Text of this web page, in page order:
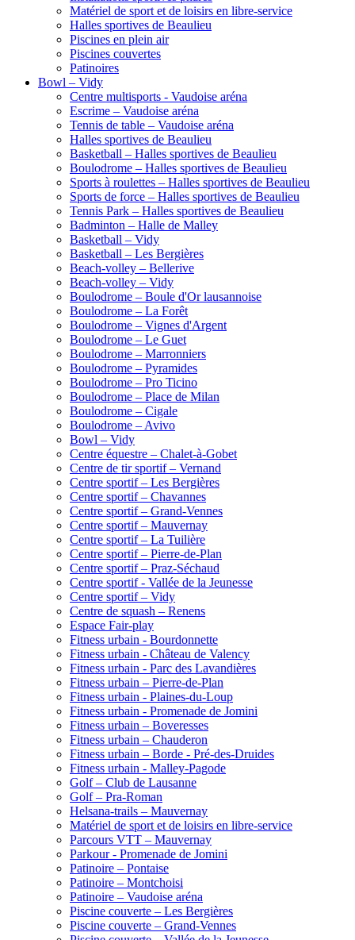
Matériel de sport et de loisirs en libre-service
Halles sportives de Beaulieu
Piscines en plein air
Piscines couvertes
Patinoires
Bowl – Vidy
Centre multisports - Vaudoise aréna
Escrime – Vaudoise aréna
Tennis de table – Vaudoise aréna
Halles sportives de Beaulieu
Basketball – Halles sportives de Beaulieu
Boulodrome – Halles sportives de Beaulieu
Sports à roulettes – Halles sportives de Beaulieu
Sports de force – Halles sportives de Beaulieu
Tennis Park – Halles sportives de Beaulieu
Badminton – Halle de Malley
Basketball – Vidy
Basketball – Les Bergières
Beach-volley – Bellerive
Beach-volley – Vidy
Boulodrome – Boule d'Or lausannoise
Boulodrome – La Forêt
Boulodrome – Vignes d'Argent
Boulodrome – Le Guet
Boulodrome – Marronniers
Boulodrome – Pyramides
Boulodrome – Pro Ticino
Boulodrome – Place de Milan
Boulodrome – Cigale
Boulodrome – Avivo
Bowl – Vidy
Centre équestre – Chalet-à-Gobet
Centre de tir sportif – Vernand
Centre sportif – Les Bergières
Centre sportif – Chavannes
Centre sportif – Grand-Vennes
Centre sportif – Mauvernay
Centre sportif – La Tuilière
Centre sportif – Pierre-de-Plan
Centre sportif – Praz-Séchaud
Centre sportif - Vallée de la Jeunesse
Centre sportif – Vidy
Centre de squash – Renens
Espace Fair-play
Fitness urbain - Bourdonnette
Fitness urbain - Château de Valency
Fitness urbain - Parc des Lavandières
Fitness urbain – Pierre-de-Plan
Fitness urbain - Plaines-du-Loup
Fitness urbain - Promenade de Jomini
Fitness urbain – Boveresses
Fitness urbain – Chauderon
Fitness urbain – Borde - Pré-des-Druides
Fitness urbain - Malley-Pagode
Golf – Club de Lausanne
Golf – Pra-Roman
Helsana-trails – Mauvernay
Matériel de sport et de loisirs en libre-service
Parcours VTT – Mauvernay
Parkour - Promenade de Jomini
Patinoire – Pontaise
Patinoire – Montchoisi
Patinoire – Vaudoise aréna
Piscine couverte – Les Bergières
Piscine couverte – Grand-Vennes